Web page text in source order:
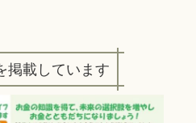
掲載しています